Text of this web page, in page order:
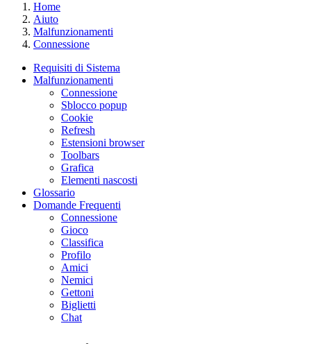
Home
Aiuto
Malfunzionamenti
Connessione
Requisiti di Sistema
Malfunzionamenti
Connessione
Sblocco popup
Cookie
Refresh
Estensioni browser
Toolbars
Grafica
Elementi nascosti
Glossario
Domande Frequenti
Connessione
Gioco
Classifica
Profilo
Amici
Nemici
Gettoni
Biglietti
Chat